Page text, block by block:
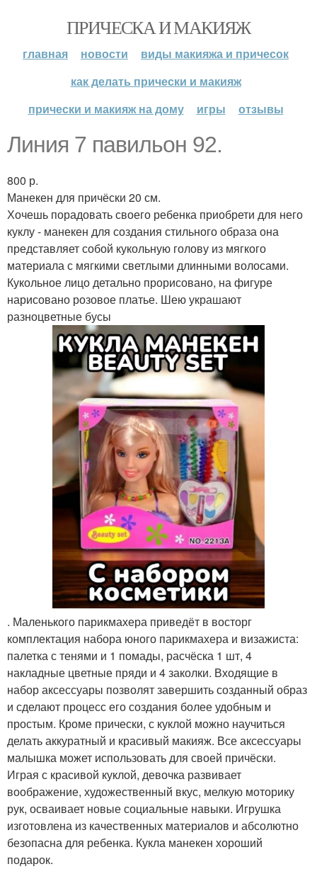
ПРИЧЕСКА И МАКИЯЖ
главная новости
виды макияжа и причесок
как делать прически и макияж
прически и макияж на дому
игры отзывы
Линия 7 павильон 92.
800 р.
Манекен для причёски 20 см.
Хочешь порадовать своего ребенка приобрети для него
куклу - манекен для создания стильного образа она
представляет собой кукольную голову из мягкого
материала с мягкими светлыми длинными волосами.
Кукольное лицо детально прорисовано, на фигуре
нарисовано розовое платье. Шею украшают
разноцветные бусы
. Маленького парикмахера приведёт в восторг
комплектация набора юного парикмахера и визажиста:
палетка с тенями и 1 помады, расчёска 1 шт, 4
накладные цветные пряди и 4 заколки. Входящие в
набор аксессуары позволят завершить созданный образ
и сделают процесс его создания более удобным и
простым. Кроме прически, с куклой можно научиться
делать аккуратный и красивый макияж. Все аксессуары
малышка может использовать для своей причёски.
Играя с красивой куклой, девочка развивает
воображение, художественный вкус, мелкую моторику
рук, осваивает новые социальные навыки. Игрушка
изготовлена из качественных материалов и абсолютно
безопасна для ребенка. Кукла манекен хороший
подарок.